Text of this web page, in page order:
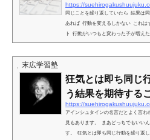
同じことを繰り返していたら 結果は
あれば 行動を変えるしかない これは
ト 行動がいつもと変わった子が増え
ていったり 結果を変えようと 行動し
末広学習塾
狂気とは即ち同じ
う結果を期待する
https://
アインシュタインの名言だとよく言
見もあります。 まあどっちでもいい
す。 狂気とは即ち同じ行動を繰り返